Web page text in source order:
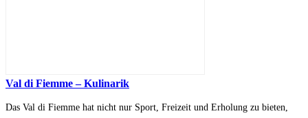
Val di Fiemme – Kulinarik
Das Val di Fiemme hat nicht nur Sport, Freizeit und Erholung zu bieten,